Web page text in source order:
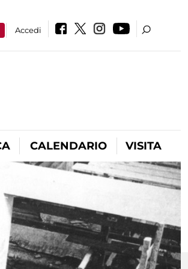
Accedi
CALENDARIO VISITA